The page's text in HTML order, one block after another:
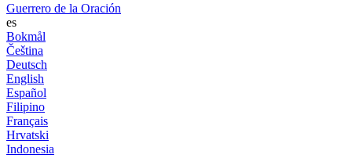
Guerrero de la Oración
es
Bokmål
Čeština
Deutsch
English
Español
Filipino
Français
Hrvatski
Indonesia